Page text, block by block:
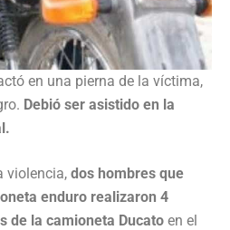
en una pierna de la víctima,
Debió ser asistido en la
violencia, dos hombres que
enduro realizaron 4
de la camioneta Ducato en el